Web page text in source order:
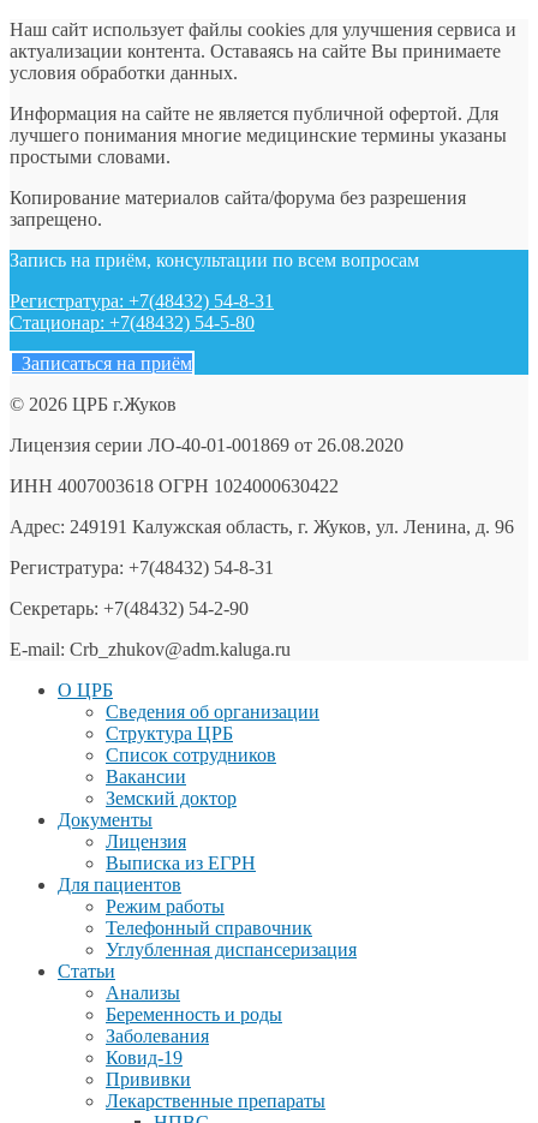
Наш сайт использует файлы cookies для улучшения сервиса и
актуализации контента. Оставаясь на сайте Вы принимаете
условия обработки данных.
Информация на сайте не является публичной офертой. Для
лучшего понимания многие медицинские термины указаны
простыми словами.
Копирование материалов сайта/форума без разрешения
запрещено.
Запись на приём, консультации по всем вопросам
Регистратура: +7(48432) 54-8-31
Стационар: +7(48432) 54-5-80
Записаться на приём
© 2026 ЦРБ г.Жуков
Лицензия серии ЛО-40-01-001869 от 26.08.2020
ИНН 4007003618 ОГРН 1024000630422
Адрес: 249191 Калужская область, г. Жуков, ул. Ленина, д. 96
Регистратура: +7(48432) 54-8-31
Секретарь: +7(48432) 54-2-90
E-mail: Crb_zhukov@adm.kaluga.ru
О ЦРБ
Сведения об организации
Структура ЦРБ
Список сотрудников
Вакансии
Земский доктор
Документы
Лицензия
Выписка из ЕГРН
Для пациентов
Режим работы
Телефонный справочник
Углубленная диспансеризация
Статьи
Анализы
Беременность и роды
Заболевания
Ковид-19
Прививки
Лекарственные препараты